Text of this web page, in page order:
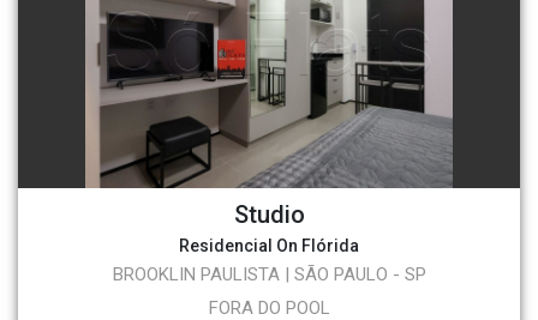
Studio
Residencial On Flórida
BROOKLIN PAULISTA | SÃO PAULO - SP
FORA DO POOL